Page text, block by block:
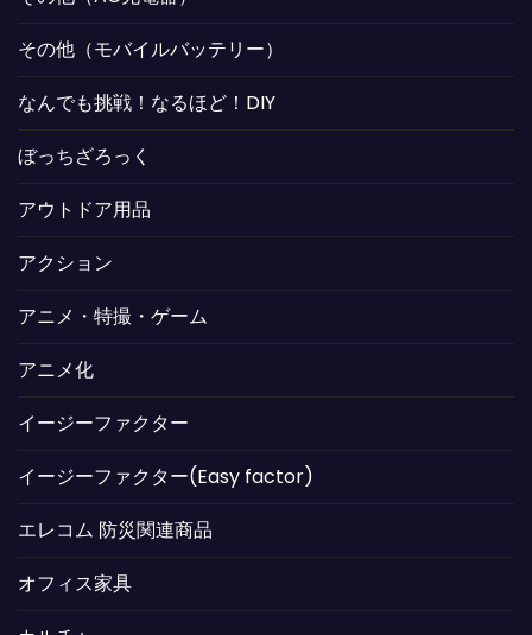
その他（モバイルバッテリー）
なんでも挑戦！なるほど！DIY
ぼっちざろっく
アウトドア用品
アクション
アニメ・特撮・ゲーム
アニメ化
イージーファクター
イージーファクター(Easy factor)
エレコム 防災関連商品
オフィス家具